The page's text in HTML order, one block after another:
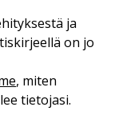
ja
on jo
, miten
tietojasi.